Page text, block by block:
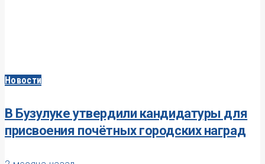
Новости
В Бузулуке утвердили кандидатуры для
присвоения почётных городских наград